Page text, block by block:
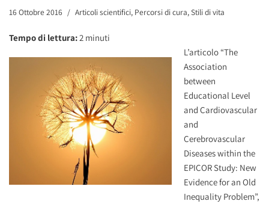
16 Ottobre 2016 Articoli scientifici, Percorsi di cura,Stili di vita
Tempo di lettura:2 minuti
L’articolo “The
Association
between
Educational Level
and Cardiovascular
and
Cerebrovascular
Diseases within the
EPICOR Study: New
Evidence for an Old
Inequality Problem”,